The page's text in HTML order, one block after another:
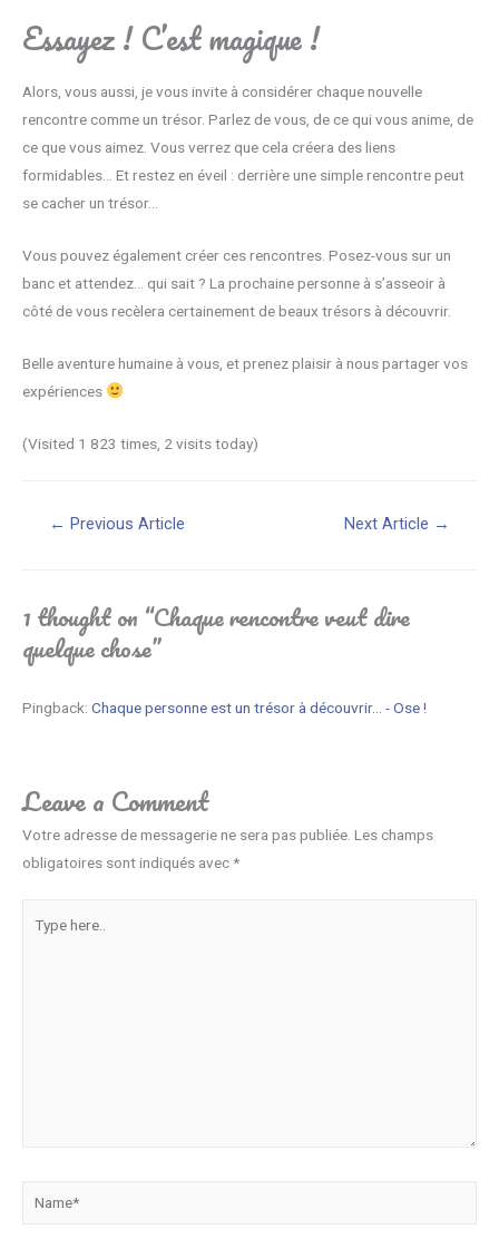
Essayez ! C’est magique !
Alors, vous aussi, je vous invite à considérer chaque nouvelle
rencontre comme un trésor. Parlez de vous, de ce qui vous anime, de
ce que vous aimez. Vous verrez que cela créera des liens
formidables… Et restez en éveil : derrière une simple rencontre peut
se cacher un trésor…
Vous pouvez également créer ces rencontres. Posez-vous sur un
banc et attendez… qui sait ? La prochaine personne à s’asseoir à
côté de vous recèlera certainement de beaux trésors à découvrir.
Belle aventure humaine à vous, et prenez plaisir à nous partager vos
expériences
(Visited 1 823 times, 2 visits today)
Navigation
l’article
← Previous Article Next Article →
1 thought on “Chaque rencontre veut dire
quelque chose”
Pingback: Chaque personne est un trésor à découvrir... - Ose !
Leave a Comment
Votre adresse de messagerie ne sera pas publiée. Les champs
obligatoires sont indiqués avec*
Name*